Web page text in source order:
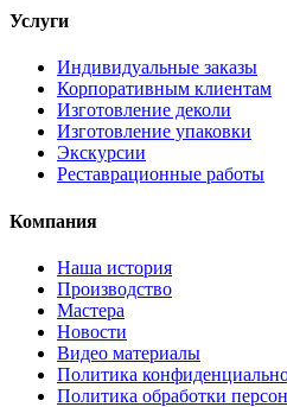
Услуги
Индивидуальные заказы
Корпоративным клиентам
Изготовление деколи
Изготовление упаковки
Экскурсии
Реставрационные работы
Компания
Наша история
Производство
Мастера
Новости
Видео материалы
Политика
Политика обработки